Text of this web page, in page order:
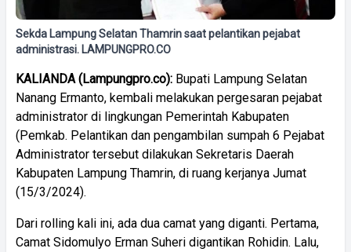
Sekda Lampung Selatan Thamrin saat pelantikan pejabat
administrasi. LAMPUNGPRO.CO
KALIANDA (Lampungpro.co): Bupati Lampung Selatan
Nanang Ermanto, kembali melakukan pergesaran pejabat
administrator di lingkungan Pemerintah Kabupaten
(Pemkab. Pelantikan dan pengambilan sumpah 6 Pejabat
Administrator tersebut dilakukan Sekretaris Daerah
Kabupaten Lampung Thamrin, di ruang kerjanya Jumat
(15/3/2024).
Dari rolling kali ini, ada dua camat yang diganti. Pertama,
Camat Sidomulyo Erman Suheri digantikan Rohidin. Lalu,